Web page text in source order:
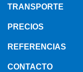
TRANSPORTE
PRECIOS
REFERENCIAS
CONTACTO